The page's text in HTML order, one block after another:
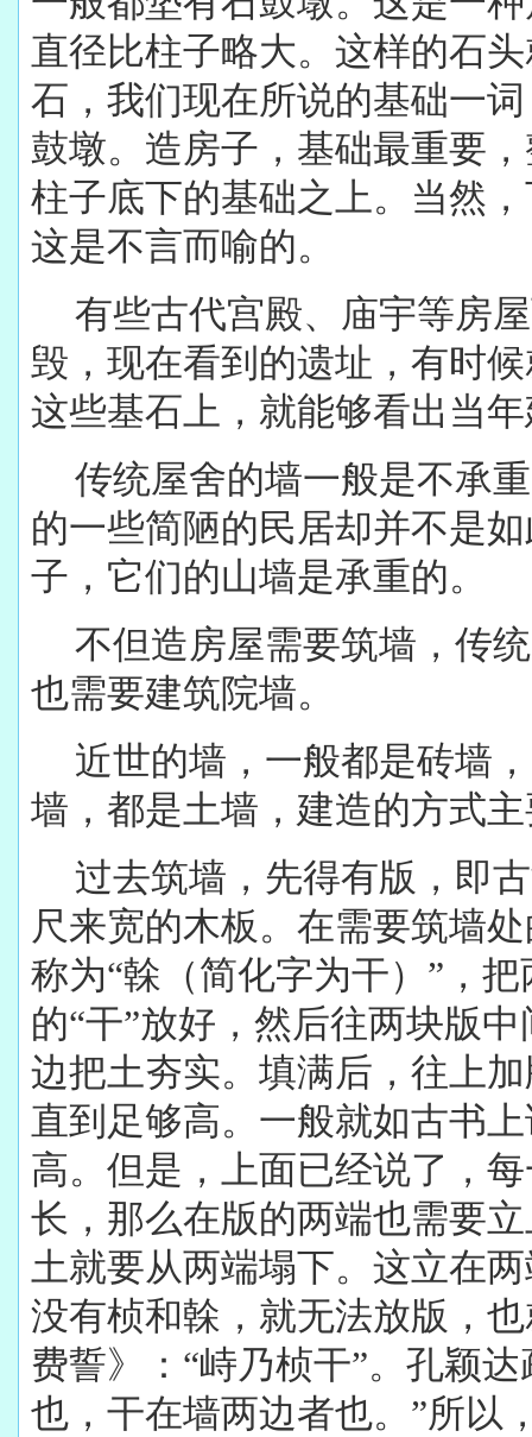
直径比柱子略大。这样的石
石，我们现在所说的基础一
鼓墩。造房子，基础最重要
柱子底下的基础之上。当然
这是不言而喻的。
有些古代宫殿、庙宇等房
毁，现在看到的遗址，有时
这些基石上，就能够看出当
传统屋舍的墙一般是不承
的一些简陋的民居却并不是
子，它们的山墙是承重的。
不但造房屋需要筑墙，传
也需要建筑院墙。
近世的墙，一般都是砖墙
墙，都是土墙，建造的方式
过去筑墙，先得有版，即
尺来宽的木板。在需要筑墙
称为“榦（简化字为干）”，
的“干”放好，然后往两块版
边把土夯实。填满后，往上
直到足够高。一般就如古书
高。但是，上面已经说了，
长，那么在版的两端也需要
土就要从两端塌下。这立在
没有桢和榦，就无法放版，
费誓》：“峙乃桢干”。孔颖
也，干在墙两边者也。”所以